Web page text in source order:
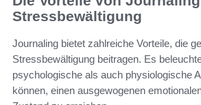
Stressbewältigung
Journaling bietet zahlreiche Vorteile, die
Stressbewältigung beitragen. Es
psychologische als auch physiologische
können, einen ausgewogenen